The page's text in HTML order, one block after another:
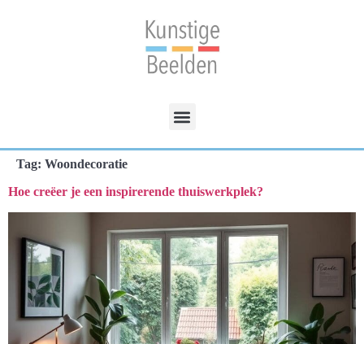
Tag: Woondecoratie
Hoe creëer je een inspirerende thuiswerkplek?